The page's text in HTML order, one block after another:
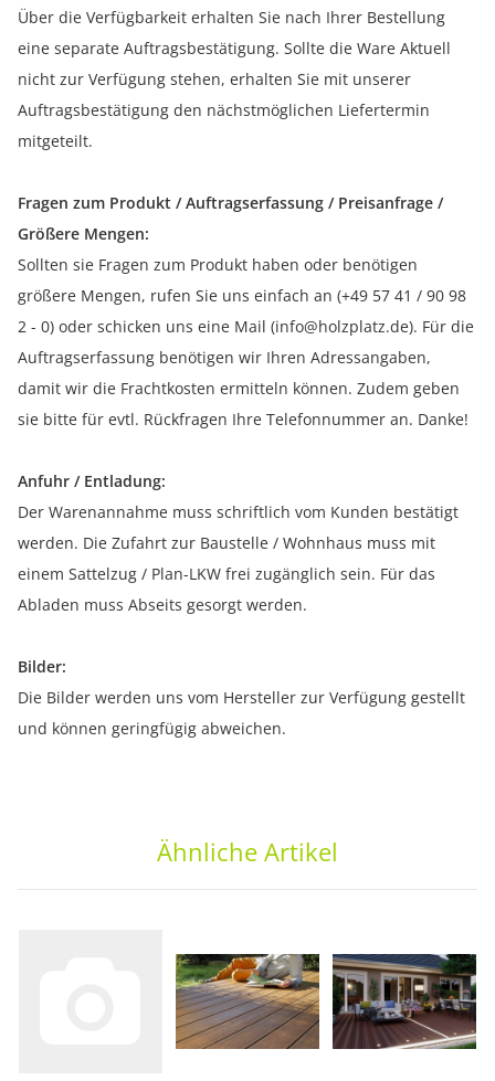
Über die Verfügbarkeit erhalten Sie nach Ihrer Bestellung
eine separate Auftragsbestätigung. Sollte die Ware Aktuell
nicht zur Verfügung stehen, erhalten Sie mit unserer
Auftragsbestätigung den nächstmöglichen Liefertermin
mitgeteilt.
Fragen zum Produkt / Auftragserfassung / Preisanfrage /
Größere Mengen:
Sollten sie Fragen zum Produkt haben oder benötigen
größere Mengen, rufen Sie uns einfach an (+49 57 41 / 90 98
2 - 0) oder schicken uns eine Mail (info@holzplatz.de). Für die
Auftragserfassung benötigen wir Ihren Adressangaben,
damit wir die Frachtkosten ermitteln können. Zudem geben
sie bitte für evtl. Rückfragen Ihre Telefonnummer an. Danke!
Anfuhr / Entladung:
Der Warenannahme muss schriftlich vom Kunden bestätigt
werden. Die Zufahrt zur Baustelle / Wohnhaus muss mit
einem Sattelzug / Plan-LKW frei zugänglich sein. Für das
Abladen muss Abseits gesorgt werden.
Bilder:
Die Bilder werden uns vom Hersteller zur Verfügung gestellt
und können geringfügig abweichen.
Ähnliche Artikel